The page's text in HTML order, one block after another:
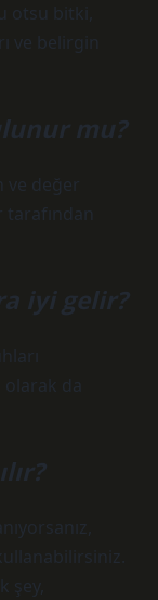
otsu bitki,
ve belirgin
mu?
ve değer
iyi gelir?
olarak da
şey,